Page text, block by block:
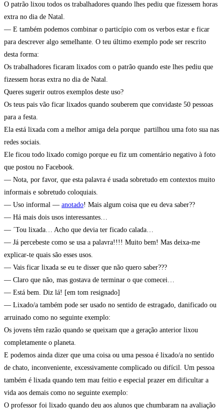
O patrão lixou todos os trabalhadores quando lhes pediu que fizessem horas
extra no dia de Natal.
— E também podemos combinar o particípio com os verbos estar e ficar
para descrever algo semelhante. O teu último exemplo pode ser rescrito
desta forma:
Os trabalhadores ficaram lixados com o patrão quando este lhes pediu que
fizessem horas extra no dia de Natal.
Queres sugerir outros exemplos deste uso?
Os teus pais vão ficar lixados quando souberem que convidaste 50 pessoas
para a festa.
Ela está lixada com a melhor amiga dela porque partilhou uma foto sua nas
redes sociais.
Ele ficou todo lixado comigo porque eu fiz um comentário negativo à foto
que postou no Facebook.
— Nota, por favor, que esta palavra é usada sobretudo em contextos muito
informais e sobretudo coloquiais.
— Uso informal — anotado! Mais algum coisa que eu deva saber??
— Há mais dois usos interessantes…
— ´Tou lixada… Acho que devia ter ficado calada…
— Já percebeste como se usa a palavra!!!! Muito bem! Mas deixa-me
explicar-te quais são esses usos.
— Vais ficar lixada se eu te disser que não quero saber???
— Claro que não, mas gostava de terminar o que comecei…
— Está bem. Diz lá! [em tom resignado]
— Lixado/a também pode ser usado no sentido de estragado, danificado ou
arruinado como no seguinte exemplo:
Os jovens têm razão quando se queixam que a geração anterior lixou
completamente o planeta.
E podemos ainda dizer que uma coisa ou uma pessoa é lixado/a no sentido
de chato, inconveniente, excessivamente complicado ou difícil. Um pessoa
também é lixada quando tem mau feitio e especial prazer em dificultar a
vida aos demais como no seguinte exemplo:
O professor foi lixado quando deu aos alunos que chumbaram na avaliação